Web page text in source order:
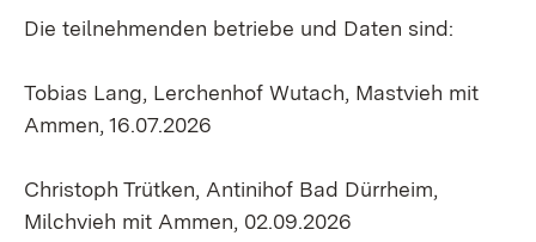
Die teilnehmenden betriebe und Daten sind:
Tobias Lang, Lerchenhof Wutach, Mastvieh mit
Ammen, 16.07.2026
Christoph Trütken, Antinihof Bad Dürrheim,
Milchvieh mit Ammen, 02.09.2026